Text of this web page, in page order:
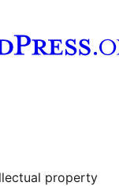
property